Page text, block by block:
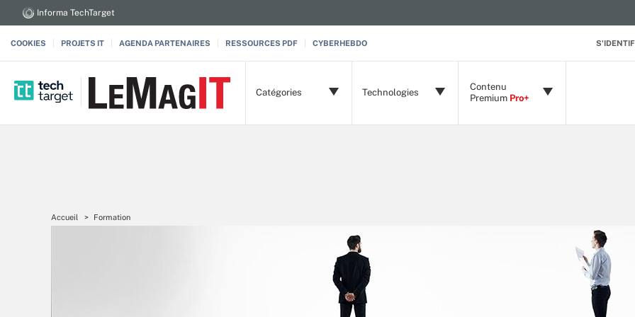
Informa TechTarget
COOKIES PROJETS IT AGENDA PARTENAIRES RESSOURCES PDF CYBERHEBDO
Catégories Technologies
Contenu
Premium Pro+
Accueil Formation